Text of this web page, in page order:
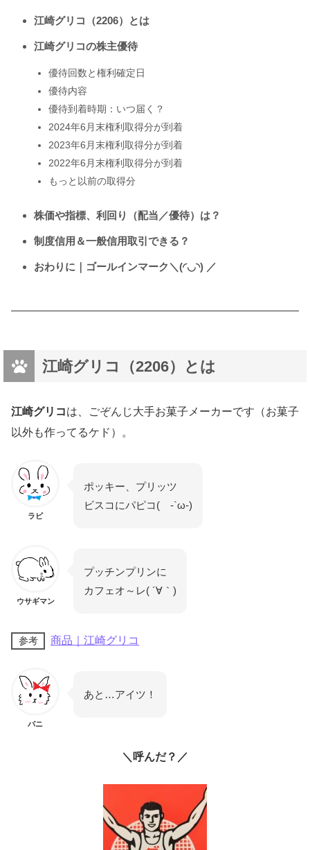
江崎グリコ（2206）とは
江崎グリコの株主優待
優待回数と権利確定日
優待内容
優待到着時期：いつ届く？
2024年6月末権利取得分が到着
2023年6月末権利取得分が到着
2022年6月末権利取得分が到着
もっと以前の取得分
株価や指標、利回り（配当／優待）は？
制度信用＆一般信用取引できる？
おわりに｜ゴールインマーク＼(◜◡◝) ／
江崎グリコ（2206）とは
江崎グリコは、ごぞんじ大手お菓子メーカーです（お菓子
以外も作ってるケド）。
ラビ
ポッキー、プリッツ
ビスコにパピコ( -`ω-)
ウサギマン
プッチンプリンに
カフェオ～レ( ´∀｀)
参考 商品｜江崎グリコ
バニ
あと…アイツ！
＼呼んだ？／